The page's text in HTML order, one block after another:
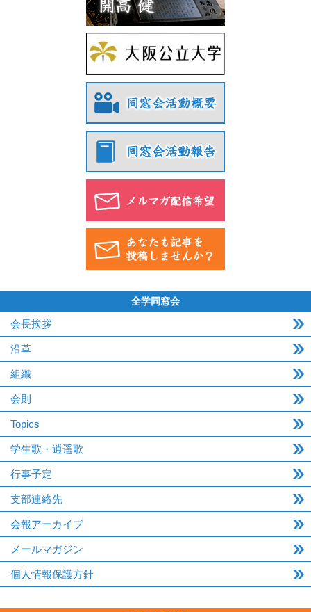
全学同窓会
会長挨拶
沿革
組織
会則
Topics
学生歌・逍遥歌
行事予定
支部連絡先
会報アーカイブ
メールマガジン
個人情報保護方針